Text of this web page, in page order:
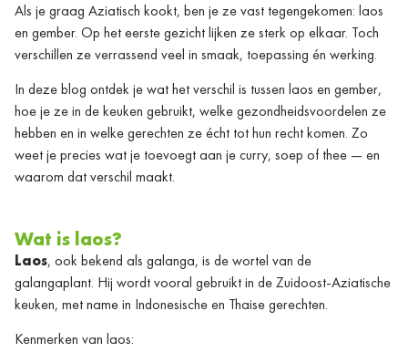
Als je graag Aziatisch kookt, ben je ze vast tegengekomen: laos
en gember. Op het eerste gezicht lijken ze sterk op elkaar. Toch
verschillen ze verrassend veel in smaak, toepassing én werking.
In deze blog ontdek je wat het verschil is tussen laos en gember,
hoe je ze in de keuken gebruikt, welke gezondheidsvoordelen ze
hebben en in welke gerechten ze écht tot hun recht komen. Zo
weet je precies wat je toevoegt aan je curry, soep of thee — en
waarom dat verschil maakt.
Wat is laos?
Laos, ook bekend als galanga, is de wortel van de
galangaplant. Hij wordt vooral gebruikt in de Zuidoost-Aziatische
keuken, met name in Indonesische en Thaise gerechten.
Kenmerken van laos: